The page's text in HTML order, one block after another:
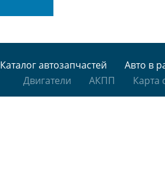
Каталог автозапчастей
Авто в
Двигатели
АКПП Карта